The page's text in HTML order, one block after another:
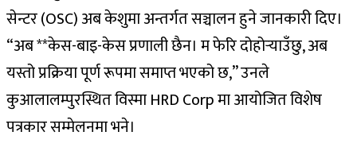
सेन्टर (OSC) अब केशुमा अन्तर्गत सञ्चालन हुने जानकारी दिए।
“अब **केस-बाइ-केस प्रणाली छैन। म फेरि दोहोर्‍याउँछु, अब
यस्तो प्रक्रिया पूर्ण रूपमा समाप्त भएको छ,” उनले
कुआलालम्पुरस्थित विस्मा HRD Corp मा आयोजित विशेष
पत्रकार सम्मेलनमा भने।